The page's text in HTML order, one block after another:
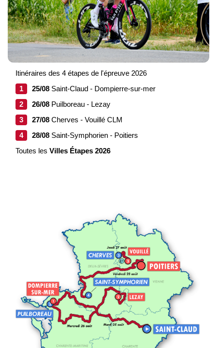
Itinéraires des 4 étapes de l'épreuve 2026
1
25/08 Saint-Claud - Dompierre-sur-mer
2
26/08 Puilboreau - Lezay
3
27/08 Cherves - Vouillé CLM
4
28/08 Saint-Symphorien - Poitiers
Toutes les Villes Étapes 2026